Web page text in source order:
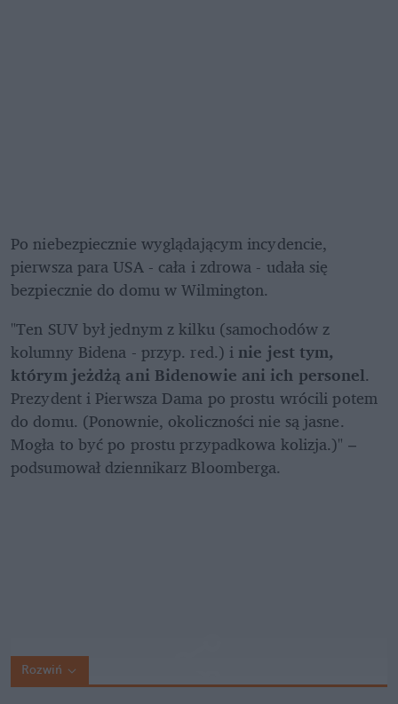
Po niebezpiecznie wyglądającym incydencie,
pierwsza para USA - cała i zdrowa - udała się
bezpiecznie do domu w Wilmington.
"Ten SUV był jednym z kilku (samochodów z
kolumny Bidena - przyp. red.) i nie jest tym,
którym jeżdżą ani Bidenowie ani ich personel.
Prezydent i Pierwsza Dama po prostu wrócili potem
do domu. (Ponownie, okoliczności nie są jasne.
Mogła to być po prostu przypadkowa kolizja.)" –
podsumował dziennikarz Bloomberga.
Rozwiń